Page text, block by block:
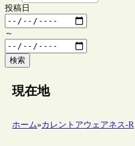
投稿日
～
検索
現在地
ホーム»カレントアウェアネス-R